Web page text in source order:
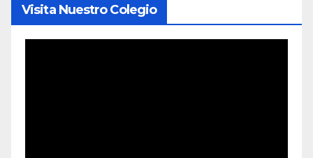
Visita Nuestro Colegio